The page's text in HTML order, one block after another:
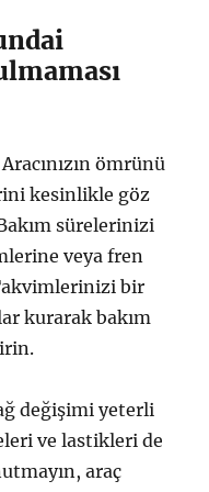
Aracınızın ömrünü
kesinlikle göz
sürelerinizi
veya fren
bir
kurarak bakım
değişimi yeterli
ve lastikleri de
araç